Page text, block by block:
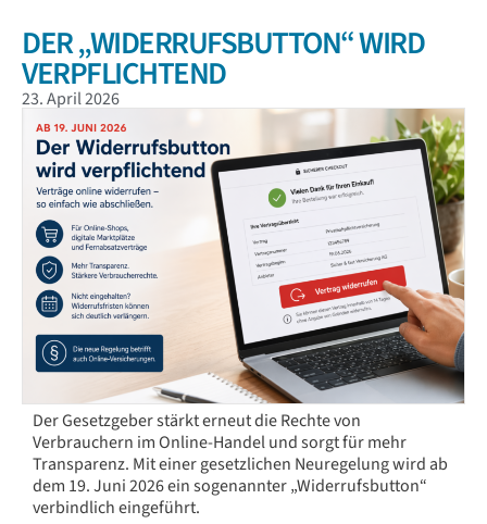
DER „WIDERRUFSBUTTON“ WIRD
VERPFLICHTEND
23. April 2026
Der Gesetzgeber stärkt erneut die Rechte von
Verbrauchern im Online-Handel und sorgt für mehr
Transparenz. Mit einer gesetzlichen Neuregelung wird ab
dem 19. Juni 2026 ein sogenannter „Widerrufsbutton“
verbindlich eingeführt.